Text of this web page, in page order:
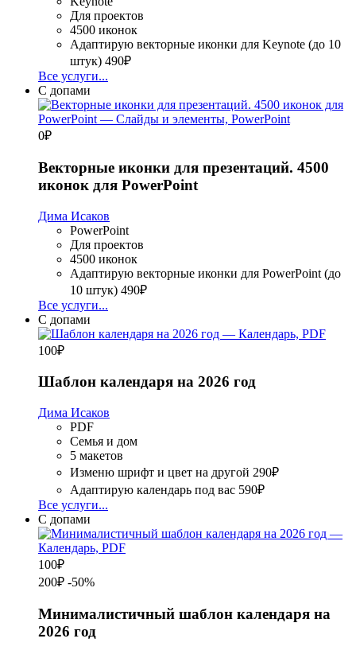
Для проектов
4500 иконок
Адаптирую векторные иконки для Keynote (до 10
штук) 490₽
Все услуги...
С допами
0₽
Векторные иконки для презентаций. 4500
иконок для PowerPoint
Дима Исаков
PowerPoint
Для проектов
4500 иконок
Адаптирую векторные иконки для PowerPoint (до
10 штук) 490₽
Все услуги...
С допами
100₽
Шаблон календаря на 2026 год
Дима Исаков
PDF
Семья и дом
5 макетов
Изменю шрифт и цвет на другой 290₽
Адаптирую календарь под вас 590₽
Все услуги...
С допами
100₽
200₽ -50%
Минималистичный шаблон календаря на
2026 год